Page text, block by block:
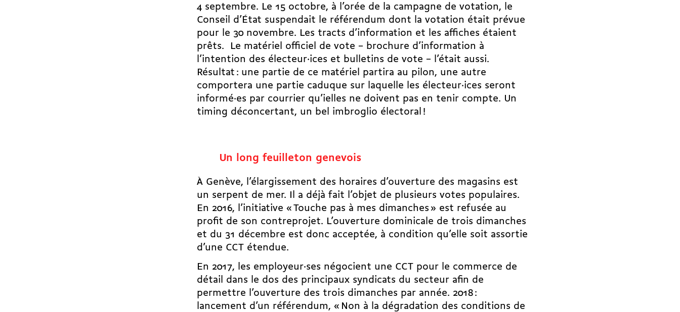
4 septembre. Le 15 octobre, à l’orée de la campagne de votation, le
Conseil d’État suspendait le référendum dont la votation était prévue
pour le 30 novembre. Les tracts d’information et les affiches étaient
prêts. Le matériel officiel de vote – brochure d’information à
l’intention des électeur·ices et bulletins de vote – l’était aussi.
Résultat : une partie de ce matériel partira au pilon, une autre
comportera une partie caduque sur laquelle les électeur·ices seront
informé·es par courrier qu’ielles ne doivent pas en tenir compte. Un
timing déconcertant, un bel imbroglio électoral !
Un long feuilleton genevois
À Genève, l’élargissement des horaires d’ouverture des magasins est
un serpent de mer. Il a déjà fait l’objet de plusieurs votes populaires.
En 2016,
l’initiative « Touche pas à mes dimanches » est refusée au
profit de son contreprojet. L’ouverture dominicale de trois dimanches
et du 31 décembre est donc acceptée, à condition qu’elle soit assortie
d’une CCT étendue.
En 2017, les employeur·ses négocient une CCT pour le commerce de
détail dans le dos des principaux syndicats du secteur afin de
permettre l’ouverture des trois dimanches par année. 2018 :
lancement d’un référendum, « Non à la dégradation des conditions de